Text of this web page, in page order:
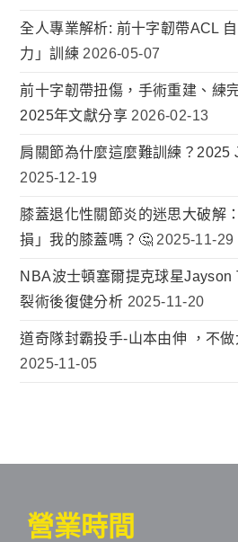
全人專業解析: 前十字韌帶ACL
力」訓練 2026-05-07
前十字韌帶扭傷，手術重建、練
2025年文獻分享 2026-02-13
肩關節為什麼這麼難訓練？2025
2025-12-19
膝蓋退化性關節炎的迷思大破解
損」我的膝蓋嗎？🤔 2025-11-29
NBA波士頓塞爾提克球星Jayson
裂術後復健分析 2025-11-20
道奇隊封霸投手-山本由伸 ，不
2025-11-05
營業時間